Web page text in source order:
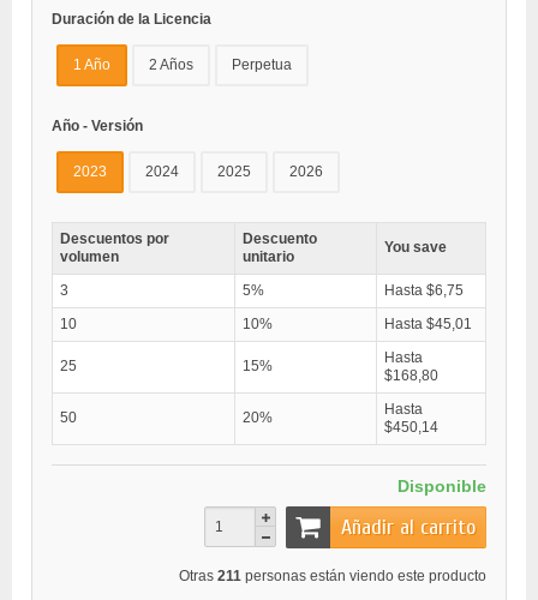
Duración de la Licencia
1 Año 2 Años Perpetua
Año - Versión
2023 2024 2025 2026
Descuentos por
volumen
Descuento
unitario
You save
3 5%
Hasta $6,75
10
10% Hasta $45,01
25 15%
Hasta
$168,80
50 20%
Hasta
$450,14
Disponible
Añadir al carrito
Otras 211 personas están viendo este producto